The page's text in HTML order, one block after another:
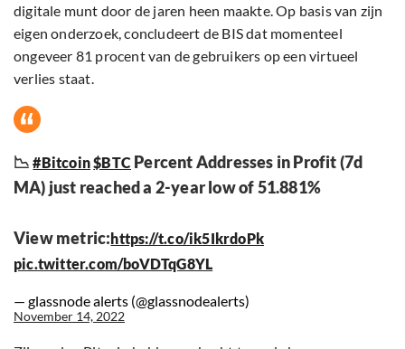
digitale munt door de jaren heen maakte. Op basis van zijn
eigen onderzoek, concludeert de BIS dat momenteel
ongeveer 81 procent van de gebruikers op een virtueel
verlies staat.
📉#Bitcoin$BTC Percent Addresses in Profit (7d
MA) just reached a 2-year low of 51.881%
View metric:https://t.co/ik5IkrdoPk
pic.twitter.com/boVDTqG8YL
— glassnode alerts (@glassnodealerts)
November 14, 2022